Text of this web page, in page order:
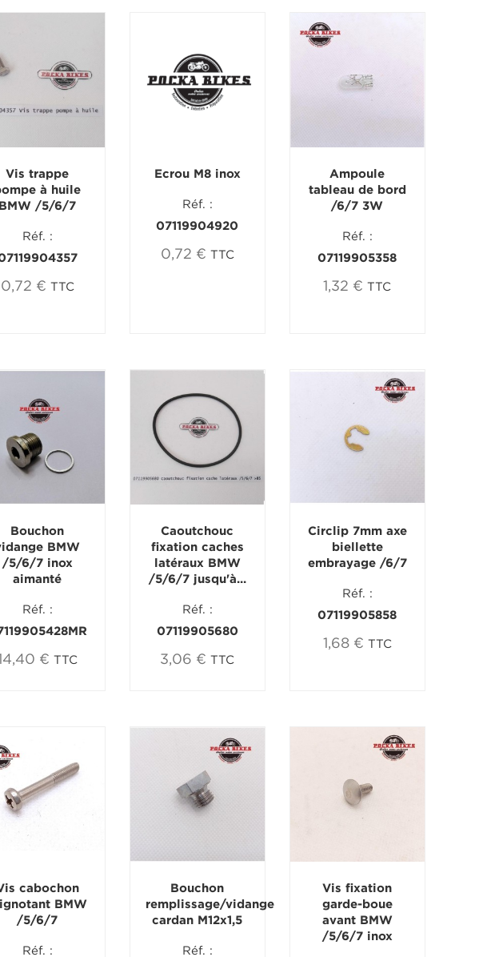
Vis trappe
à huile
BMW /5/6/7
Réf. :
0,72 € TTC
Ecrou M8 inox
Réf. :
07119904920
0,72 € TTC
Ampoule
tableau de bord
/6/7 3W
Réf. :
07119905358
1,32 € TTC
Bouchon
BMW
/5/6/7 inox
aimanté
Réf. :
€ TTC
Caoutchouc
fixation caches
latéraux BMW
/5/6/7 jusqu'à...
Réf. :
07119905680
3,06 € TTC
Circlip 7mm axe
biellette
embrayage /6/7
Réf. :
07119905858
1,68 € TTC
cabochon
BMW
/5/6/7
Réf. :
Bouchon
remplissage/vidange
cardan M12x1,5
Réf. :
Vis fixation
garde-boue
avant BMW
/5/6/7 inox